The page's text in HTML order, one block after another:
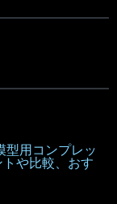
型用コンプレッ
や比較、おす